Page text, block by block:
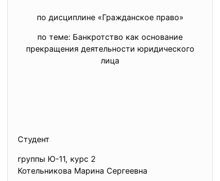
по дисциплине «Гражданское право»
по теме: Банкротство как основание
прекращения деятельности юридического
лица
Студент
группы Ю-11, курс 2
Котельникова Марина Сергеевна